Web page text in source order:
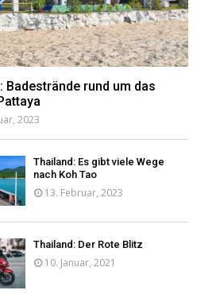
Badestrände rund um das
2023
Thailand: Es gibt viele Wege
nach Koh Tao
13. Februar, 2023
Thailand: Der Rote Blitz
10. Januar, 2021